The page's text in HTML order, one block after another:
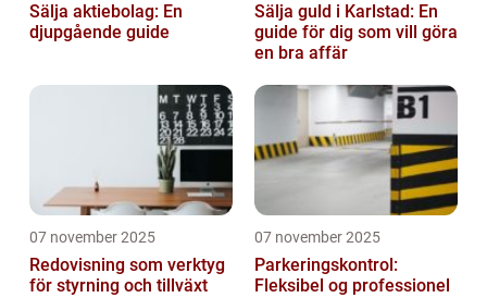
Sälja aktiebolag: En
djupgående guide
Sälja guld i Karlstad: En
guide för dig som vill göra
en bra affär
07 november 2025
Redovisning som verktyg
för styrning och tillväxt
07 november 2025
Parkeringskontrol:
Fleksibel og professionel